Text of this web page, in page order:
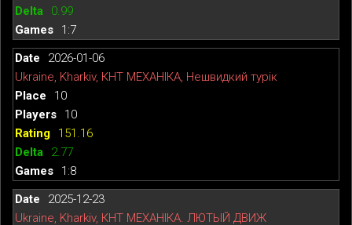
0.99
1:7
2026-01-06
Ukraine, Kharkiv, КНТ МЕХАНІКА, Нешвидкий турік
10
10
151.16
2.77
1:8
2025-12-23
Ukraine, Kharkiv, КНТ МЕХАНІКА. ЛЮТЫЙ ДВИЖ